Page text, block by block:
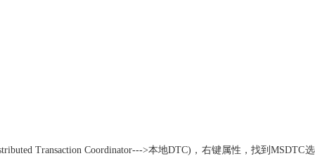
Transaction Coordinator--->本地DTC)，右键属性，找到MSDTC